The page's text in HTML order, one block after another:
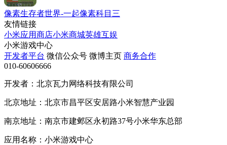
像素生存者世界-一起像素科目三
友情链接
小米应用商店小米商城英雄互娱
小米游戏中心
开发者平台 微信公众号 微博主页 商务合作
010-60606666
开发者：北京瓦力网络科技有限公司
北京地址：北京市昌平区安居路小米智慧产业园
南京地址：南京市建邺区永初路37号小米华东总部
应用名称：小米游戏中心